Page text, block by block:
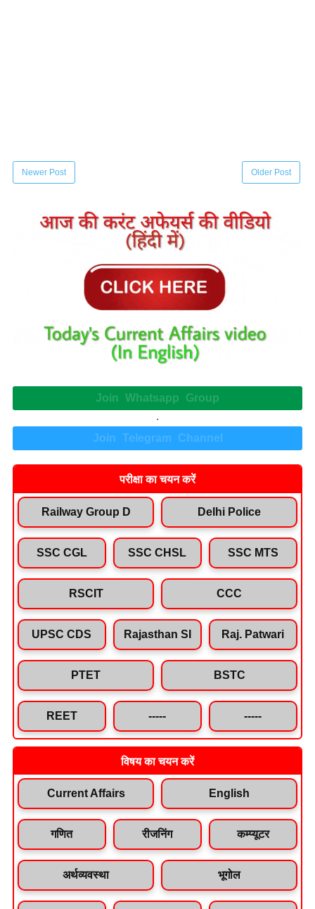
Newer Post Older Post
Join Whatsapp Group
.
Join Telegram Channel
परीक्षा का चयन करें
Railway Group D Delhi Police
SSC CGL SSC CHSL SSC MTS
RSCIT CCC
UPSC CDS Rajasthan SI Raj. Patwari
PTET BSTC
REET ----- -----
विषय का चयन करें
Current Affairs English
गणित रीजनिंग कम्प्यूटर
अर्थव्यवस्था भूगोल